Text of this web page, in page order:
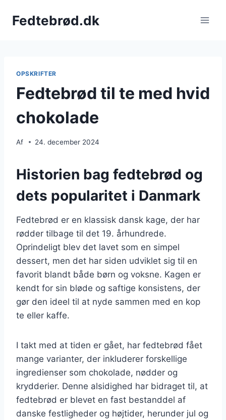
Fedtebrød.dk
OPSKRIFTER
Fedtebrød til te med hvid
chokolade
Af 24. december 2024
Historien bag fedtebrød og
dets popularitet i Danmark
Fedtebrød er en klassisk dansk kage, der har
rødder tilbage til det 19. århundrede.
Oprindeligt blev det lavet som en simpel
dessert, men det har siden udviklet sig til en
favorit blandt både børn og voksne. Kagen er
kendt for sin bløde og saftige konsistens, der
gør den ideel til at nyde sammen med en kop
te eller kaffe.
I takt med at tiden er gået, har fedtebrød fået
mange varianter, der inkluderer forskellige
ingredienser som chokolade, nødder og
krydderier. Denne alsidighed har bidraget til, at
fedtebrød er blevet en fast bestanddel af
danske festligheder og højtider, herunder jul og